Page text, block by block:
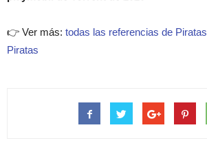
👉 Ver más: todas las referencias de Piratas
Piratas